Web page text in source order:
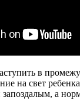
в
на свет
а